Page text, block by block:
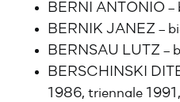
BERNI ANTONIO –
BERNIK JANEZ –
BERNSAU LUTZ –
BERSCHINSKI
1986, triennale